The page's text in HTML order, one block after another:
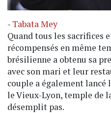
- Tabata Mey
Quand tous les sacrifices
récompensés en même
brésilienne a obtenu sa
avec son mari et leur
couple a également lancé
le Vieux-Lyon, temple de
désemplit pas.